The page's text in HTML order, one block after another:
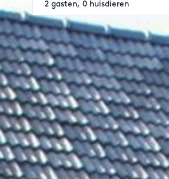
2 gasten, 0 huisdieren